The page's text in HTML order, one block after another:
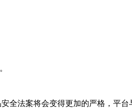
全法案将会变得更加的严格，平